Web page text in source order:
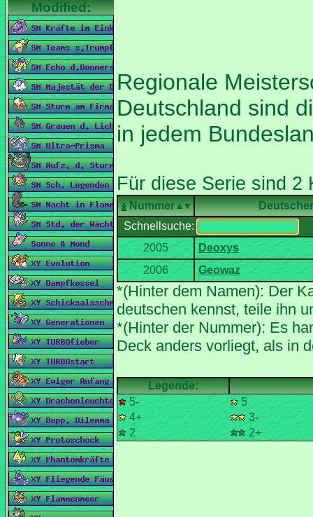
Regionale
Deutschland sind
Nummer
Schnellsuche:
*(Hinter dem Namen): Der
*(Hinter der Nummer): Es
5-
5
4+
3-
2
2+